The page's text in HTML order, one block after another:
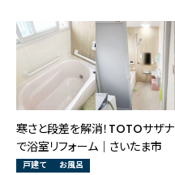
寒さと段差を解消！TOTOサザナ
で浴室リフォーム｜さいたま市
戸建て お風呂